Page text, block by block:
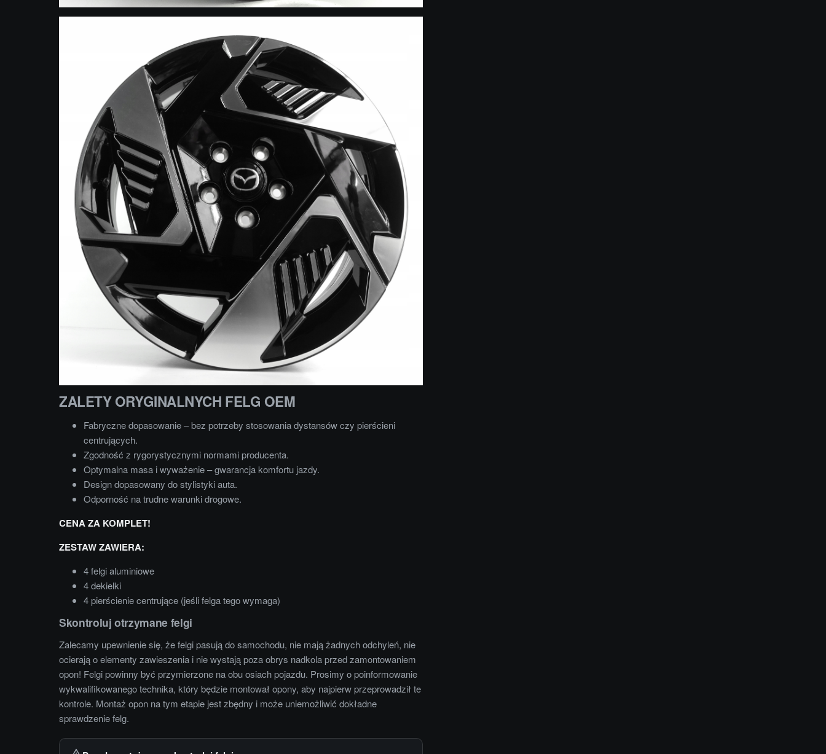
ZALETY ORYGINALNYCH FELG OEM
Fabryczne dopasowanie – bez potrzeby stosowania dystansów czy pierścieni
centrujących.
Zgodność z rygorystycznymi normami producenta.
Optymalna masa i wyważenie – gwarancja komfortu jazdy.
Design dopasowany do stylistyki auta.
Odporność na trudne warunki drogowe.
CENA ZA KOMPLET!
ZESTAW ZAWIERA:
4 felgi aluminiowe
4 dekielki
4 pierścienie centrujące (jeśli felga tego wymaga)
Skontroluj otrzymane felgi
Zalecamy upewnienie się, że felgi pasują do samochodu, nie mają żadnych odchyleń, nie
ocierają o elementy zawieszenia i nie wystają poza obrys nadkola przed zamontowaniem
opon! Felgi powinny być przymierzone na obu osiach pojazdu. Prosimy o poinformowanie
wykwalifikowanego technika, który będzie montował opony, aby najpierw przeprowadził te
kontrole. Montaż opon na tym etapie jest zbędny i może uniemożliwić dokładne
sprawdzenie felg.